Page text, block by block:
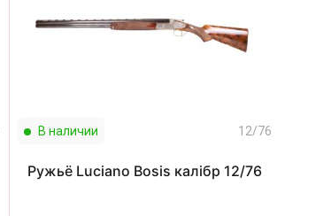
В наличии 12/76
Ружьё Luciano Bosis калібр 12/76